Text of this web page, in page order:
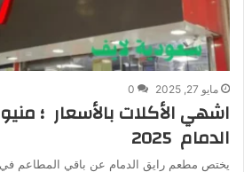
مايو 27, 2025 0
اشهي الأكلات بالأسعار ؛
الدمام 2025
يختص مطعم رايق الدمام عن باقي المطاعم في